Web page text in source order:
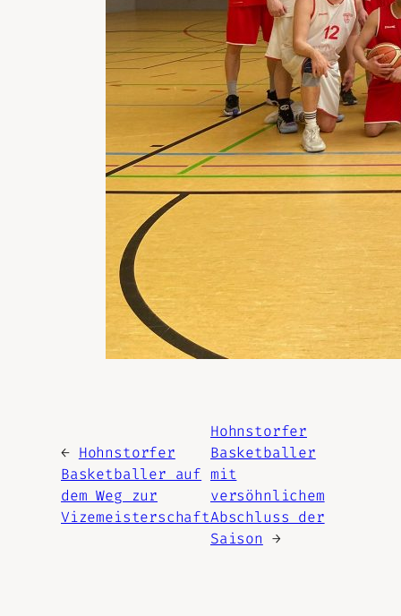
← Hohnstorfer
Basketballer auf
dem Weg zur
Vizemeisterschaft
Hohnstorfer
Basketballer
mit
versöhnlichem
Abschluss der
Saison →